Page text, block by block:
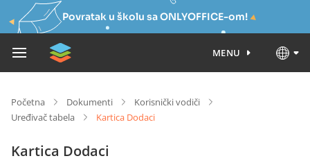
Povratak u školu sa ONLYOFFICE-om!
MENU
Početna Dokumenti
Korisnički vodiči
Uređivač tabela
Kartica Dodaci
Kartica Dodaci